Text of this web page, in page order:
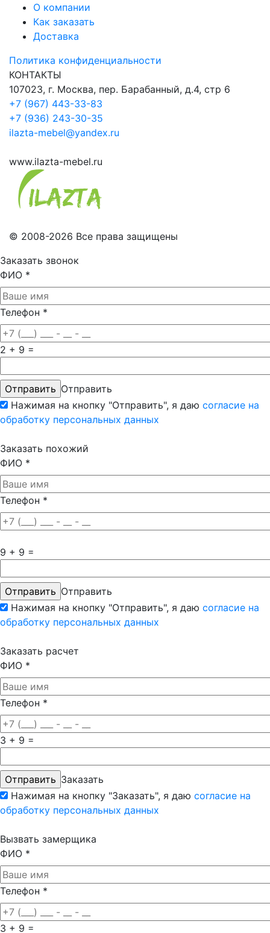
О компании
Как заказать
Доставка
Политика конфиденциальности
КОНТАКТЫ
107023, г. Москва, пер. Барабанный, д.4, стр 6
+7 (967) 443-33-83
+7 (936) 243-30-35
ilazta-mebel@yandex.ru
www.ilazta-mebel.ru
© 2008-2026 Все права защищены
Заказать звонок
ФИО *
Телефон *
2 + 9 =
Отправить
Нажимая на кнопку "Отправить", я даю согласие на
обработку персональных данных
Заказать похожий
ФИО *
Телефон *
9 + 9 =
Отправить
Нажимая на кнопку "Отправить", я даю согласие на
обработку персональных данных
Заказать расчет
ФИО *
Телефон *
3 + 9 =
Заказать
Нажимая на кнопку "Заказать", я даю согласие на
обработку персональных данных
Вызвать замерщика
ФИО *
Телефон *
3 + 9 =